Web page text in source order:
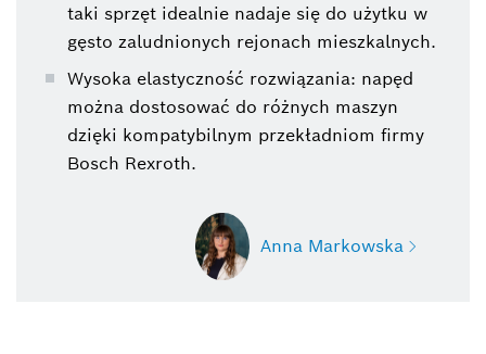
taki sprzęt idealnie nadaje się do użytku w
gęsto zaludnionych rejonach mieszkalnych.
Wysoka elastyczność rozwiązania: napęd
można dostosować do różnych maszyn
dzięki kompatybilnym przekładniom firmy
Bosch Rexroth.
Anna Markowska